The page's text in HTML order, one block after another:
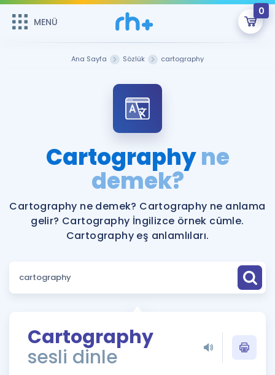
MENÜ
0
Şifremi Hatırlamıyorum
Sepetin Şu An Boş.
Remzi Hoca ile seni sınava hazırlayacak onlarca eğitim seni
bekliyor!
MENÜ
Katılımcı Görüşleri
Faydalı Araçlar
Ücretsiz Kaynaklar
Puan Hesaplama
ÖSYM Sınav Takvimi
Kampanyalar
İngilizce Gramer
Ana Sayfa Sözlük cartography
Cartographyne
demek?
Cartography ne demek? Cartography ne anlama
gelir? Cartography İngilizce örnek cümle.
Cartography eş anlamlıları.
Cartography
sesli dinle